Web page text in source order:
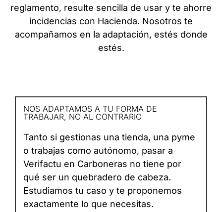
reglamento, resulte sencilla de usar y te ahorre
incidencias con Hacienda. Nosotros te
acompañamos en la adaptación, estés donde
estés.
NOS ADAPTAMOS A TU FORMA DE
TRABAJAR, NO AL CONTRARIO
Tanto si gestionas una tienda, una pyme
o trabajas como autónomo, pasar a
Verifactu en Carboneras no tiene por
qué ser un quebradero de cabeza.
Estudiamos tu caso y te proponemos
exactamente lo que necesitas.